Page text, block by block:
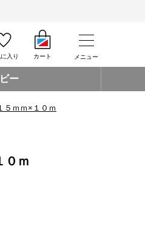
入り カート メニュー
ー
ｍｍ×１０ｍ
０ｍ